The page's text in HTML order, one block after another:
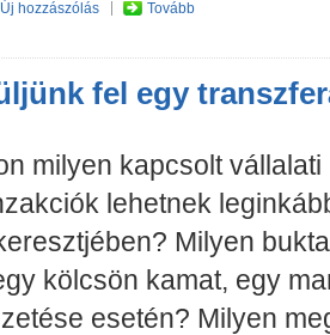
Új hozzászólás Tovább
fel egy
milyen kapcsolt
lehetnek
Milyen
kölcsön kamat, egy
esetén? Milyen